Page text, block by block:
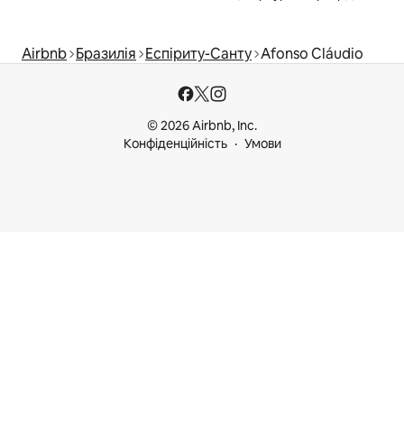
Airbnb Бразилія Еспіриту-Санту Afonso Cláudio
© 2026 Airbnb, Inc.
Конфіденційність
Умови